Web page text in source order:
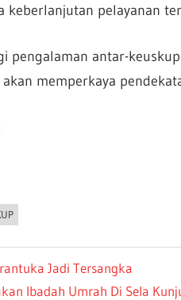
pelayanan
pengalaman antar-
memperkaya
Jadi Tersangka
Ibadah Umrah Di Sela